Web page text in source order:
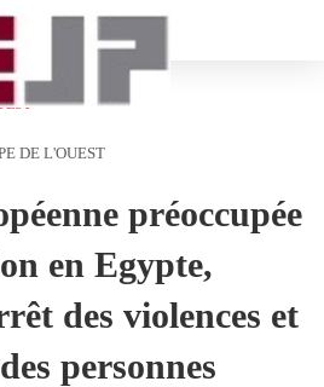
DE L'OUEST
préoccupée
en Egypte,
des violences et
personnes